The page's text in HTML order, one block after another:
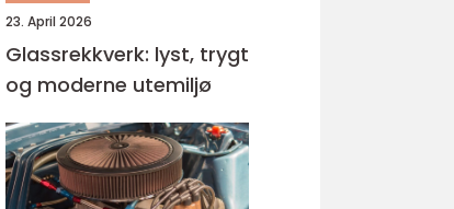
23. April 2026
Glassrekkverk: lyst, trygt
og moderne utemiljø